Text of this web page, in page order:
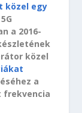
közel egy
a 2016-
közel
a
frekvencia